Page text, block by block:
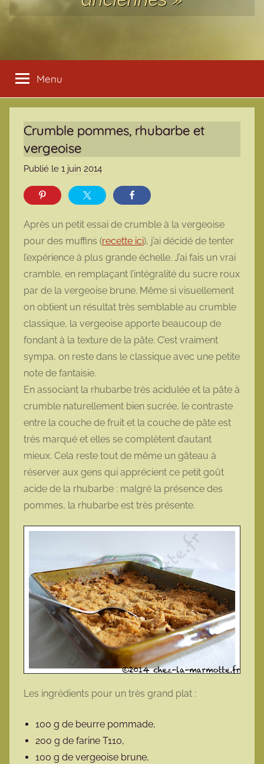
Menu
Crumble pommes, rhubarbe et
vergeoise
Publié le 1 juin 2014
r
a
r
m
o
t
t
e
Après un petit essai de crumble à la vergeoise
pour des muffins (recette ici), j’ai décidé de tenter
l’expérience à plus grande échelle. J’ai fais un vrai
cramble, en remplaçant l’intégralité du sucre roux
par de la vergeoise brune. Même si visuellement
on obtient un résultat très semblable au crumble
classique, la vergeoise apporte beaucoup de
fondant à la texture de la pâte. C’est vraiment
sympa, on reste dans le classique avec une petite
note de fantaisie.
En associant la rhubarbe très acidulée et la pâte à
crumble naturellement bien sucrée, le contraste
entre la couche de fruit et la couche de pâte est
très marqué et elles se complètent d’autant
mieux. Cela reste tout de même un gâteau à
réserver aux gens qui apprécient ce petit goût
acide de la rhubarbe : malgré la présence des
pommes, la rhubarbe est très présente.
Les ingrédients pour un très grand plat :
100 g de beurre pommade,
200 g de farine T110,
100 g de vergeoise brune,